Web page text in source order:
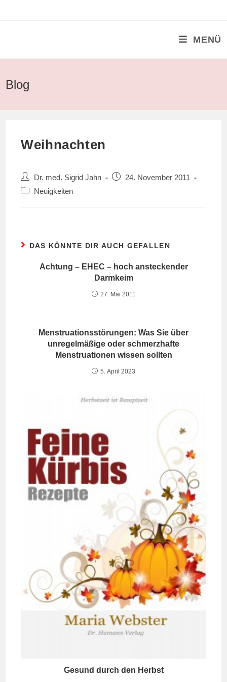
MENÜ
Blog
Weihnachten
Beitrags-
Autor:
Dr. med. Sigrid Jahn
Beitrag24. November 2011
Beitrags-Neuigkeiten
DAS KÖNNTE DIR AUCH GEFALLEN
Achtung – EHEC – hoch ansteckender
Darmkeim
27. Mai 2011
Menstruationsstörungen: Was Sie über
unregelmäßige oder schmerzhafte
Menstruationen wissen sollten
5. April 2023
Gesund durch den Herbst